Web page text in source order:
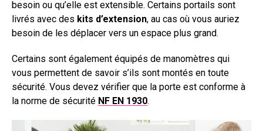
besoin ou qu’elle est extensible. Certains portails sont
livrés avec des kits d’extension, au cas où vous auriez
besoin de les déplacer vers un espace plus grand.
Certains sont également équipés de manomètres qui
vous permettent de savoir s’ils sont montés en toute
sécurité. Vous devez vérifier que la porte est conforme à
la norme de sécurité NF EN 1930.